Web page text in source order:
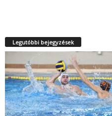
Legutóbbi bejegyzések